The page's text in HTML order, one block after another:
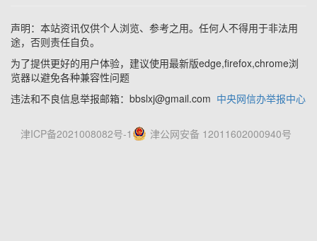
声明：本站资讯仅供个人浏览、参考之用。任何人不得用于非法用
途，否则责任自负。
为了提供更好的用户体验，建议使用最新版edge,firefox,chrome浏
览器以避免各种兼容性问题
违法和不良信息举报邮箱：bbslxj@gmail.com 中央网信办举报中心
津公网安备 12011602000940号
津ICP备2021008082号-1